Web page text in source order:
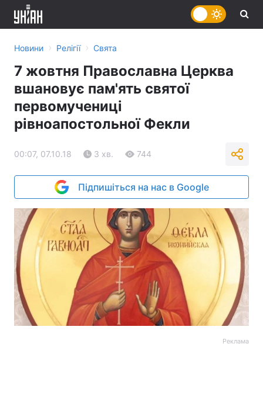
Новини › Релігії › Свята
7 жовтня Православна Церква
вшановує пам'ять святої
первомучениці
рівноапостольної Фекли
00:07, 07.10.18 3 хв. 744
Підпишіться на нас в Google
Реклама